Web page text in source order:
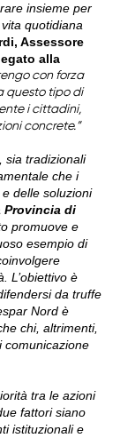
insieme per
quotidiana
Assessore
alla
con forza
questo tipo di
i cittadini,
concrete.”
sia tradizionali
che i
delle soluzioni
Provincia di
promuove e
esempio di
L’obiettivo è
da truffe
Nord è
chi, altrimenti,
comunicazione
tra le azioni
fattori siano
istituzionali e